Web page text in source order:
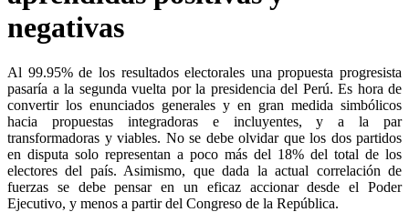
negativas
Al 99.95% de los resultados electorales una propuesta progresista
pasaría a la segunda vuelta por la presidencia del Perú. Es hora de
convertir los enunciados generales y en gran medida simbólicos
hacia propuestas integradoras e incluyentes, y a la par
transformadoras y viables. No se debe olvidar que los dos partidos
en disputa solo representan a poco más del 18% del total de los
electores del país. Asimismo, que dada la actual correlación de
fuerzas se debe pensar en un eficaz accionar desde el Poder
Ejecutivo, y menos a partir del Congreso de la República.